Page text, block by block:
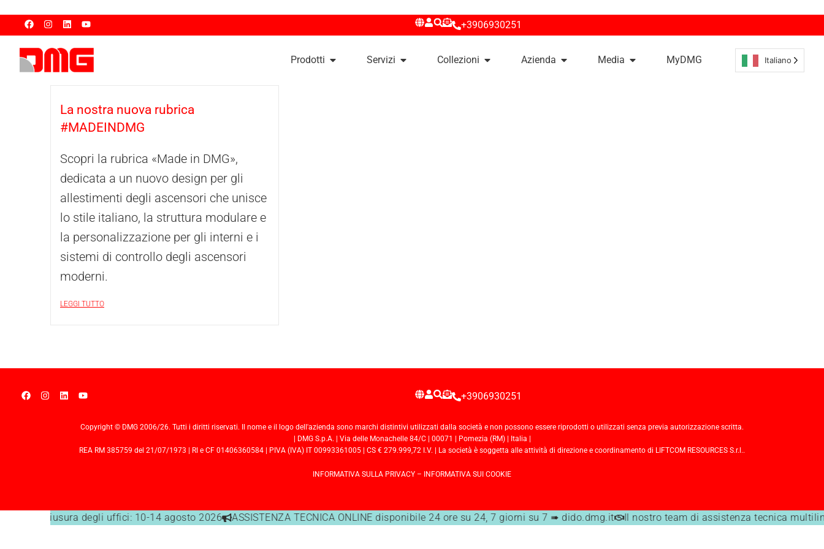
+3906930251
Prodotti Servizi Collezioni Azienda Media MyDMG Italiano
La nostra nuova rubrica
#MADEINDMG
Scopri la rubrica «Made in DMG»,
dedicata a un nuovo design per gli
allestimenti degli ascensori che unisce
lo stile italiano, la struttura modulare e
la personalizzazione per gli interni e i
sistemi di controllo degli ascensori
moderni.
LEGGI TUTTO
+3906930251
Copyright © DMG 2006/26. Tutti i diritti riservati. Il nome e il logo dell'azienda sono marchi distintivi utilizzati dalla società e non possono essere riprodotti o utilizzati senza previa autorizzazione scritta.
| DMG S.p.A. | Via delle Monachelle 84/C | 00071 | Pomezia (RM) | Italia |
REA RM 385759 del 21/07/1973 | RI e CF 01406360584 | PIVA (IVA) IT 00993361005 | CS € 279.999,72 I.V. | La società è soggetta alle attività di direzione e coordinamento di LIFTCOM RESOURCES S.r.l..
INFORMATIVA SULLA PRIVACY – INFORMATIVA SUI COOKIE
Date di chiusura degli uffici: 10-14 agosto 2026 ASSISTENZA TECNICA ONLINE disponibile 24 ore su 24, 7 giorni su 7 ➠ dido.dmg.it Il nostro team di assistenza tecnica